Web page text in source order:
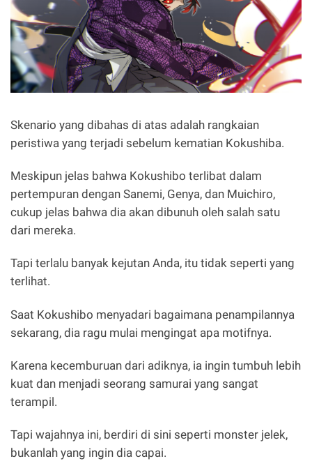
Skenario yang dibahas di atas adalah rangkaian
peristiwa yang terjadi sebelum kematian Kokushiba.
Meskipun jelas bahwa Kokushibo terlibat dalam
pertempuran dengan Sanemi, Genya, dan Muichiro,
cukup jelas bahwa dia akan dibunuh oleh salah satu
dari mereka.
Tapi terlalu banyak kejutan Anda, itu tidak seperti yang
terlihat.
Saat Kokushibo menyadari bagaimana penampilannya
sekarang, dia ragu mulai mengingat apa motifnya.
Karena kecemburuan dari adiknya, ia ingin tumbuh lebih
kuat dan menjadi seorang samurai yang sangat
terampil.
Tapi wajahnya ini, berdiri di sini seperti monster jelek,
bukanlah yang ingin dia capai.